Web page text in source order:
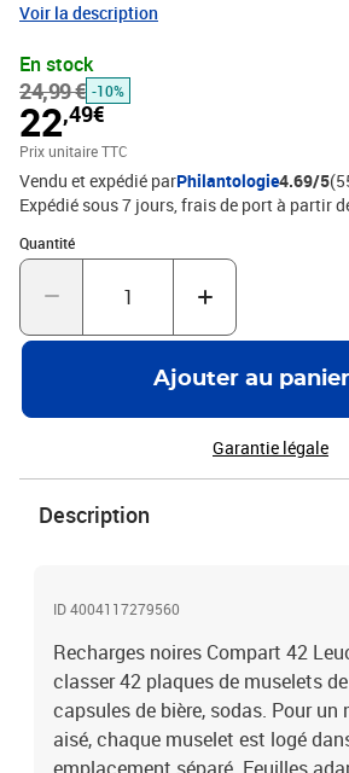
maniement plus aisé, chaque muselet est
Leuchtturm et à la plupart des classeur à 2
de 5 recharges et 5 intercalaires noirs qui
protéger chaque feuille. Facile à utiliser : Il
plaques de muselets de champagne ou
emplacements prévus par l'arrière de la
240 x 296 mm.
Voir la description
En stock
24,99 € -10%
22,49€
Prix unitaire TTC
Vendu et expédié parPhilantologie4.69/5
Expédié sous 7 jours, frais de port à partir
Quantité
Quantité : 1
Ajouter au panier
Garantie légale
Description
ID 4004117279560
Recharges noires Compart 42
classer 42 plaques de muselets
capsules de bière, sodas. Pour
aisé, chaque muselet est logé